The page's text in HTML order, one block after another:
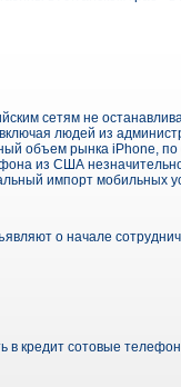
сетям не
людей из
объем рынка iPhone,
из США
импорт мобильных
о начале
в кредит сотовые